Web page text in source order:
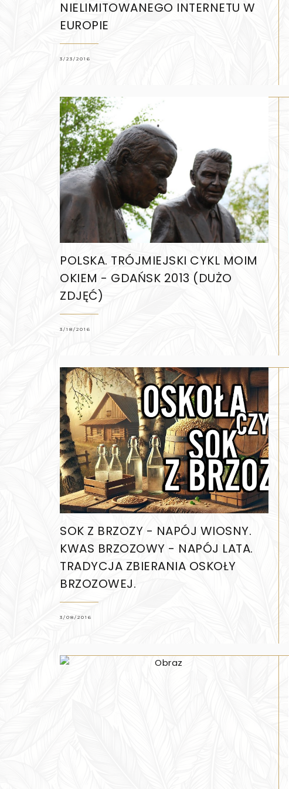
NIELIMITOWANEGO INTERNETU W
EUROPIE
3/23/2016
POLSKA. TRÓJMIEJSKI CYKL MOIM
OKIEM - GDAŃSK 2013 (DUŻO
ZDJĘĆ)
3/18/2016
SOK Z BRZOZY - NAPÓJ WIOSNY.
KWAS BRZOZOWY - NAPÓJ LATA.
TRADYCJA ZBIERANIA OSKOŁY
BRZOZOWEJ.
3/08/2016